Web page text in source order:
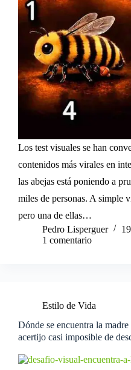
Los test visuales se han
contenidos más virales en
las abejas está poniendo a
miles de personas. A simple
pero una de ellas…
Pedro Lisperguer
1 comentario
Estilo de Vida
Dónde se encuentra la
acertijo casi imposible de